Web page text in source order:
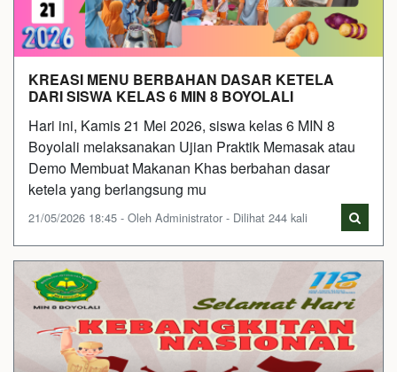
KREASI MENU BERBAHAN DASAR KETELA
DARI SISWA KELAS 6 MIN 8 BOYOLALI
Hari ini, Kamis 21 Mei 2026, siswa kelas 6 MIN 8
Boyolali melaksanakan Ujian Praktik Memasak atau
Demo Membuat Makanan Khas berbahan dasar
ketela yang berlangsung mu
21/05/2026 18:45 - Oleh Administrator - Dilihat 244 kali